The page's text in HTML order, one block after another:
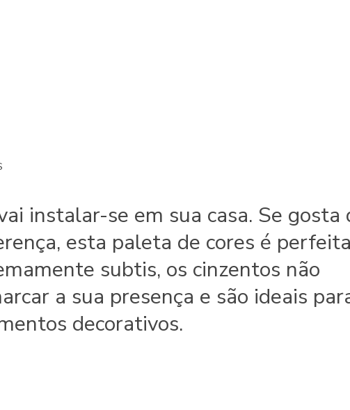
instalar-se em sua casa. Se gosta
esta paleta de cores é
subtis, os cinzentos não
a sua presença e são ideais
decorativos.